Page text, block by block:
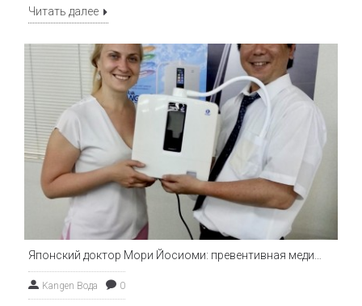
Читать далее
Kangen Вода 0